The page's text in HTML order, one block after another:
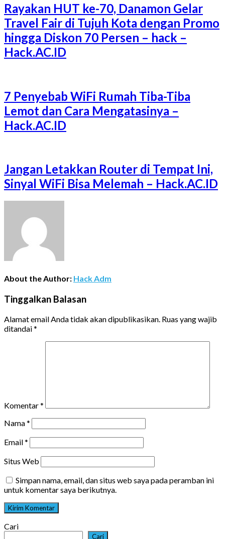
Rayakan HUT ke-70, Danamon Gelar
Travel Fair di Tujuh Kota dengan Promo
hingga Diskon 70 Persen – hack –
Hack.AC.ID
7 Penyebab WiFi Rumah Tiba-Tiba
Lemot dan Cara Mengatasinya –
Hack.AC.ID
Jangan Letakkan Router di Tempat Ini,
Sinyal WiFi Bisa Melemah – Hack.AC.ID
About the Author: Hack Adm
Tinggalkan Balasan
Alamat email Anda tidak akan dipublikasikan. Ruas yang wajib
ditandai*
Komentar*
Nama*
Email*
Situs Web
Simpan nama, email, dan situs web saya pada peramban ini
untuk komentar saya berikutnya.
Cari
Cari